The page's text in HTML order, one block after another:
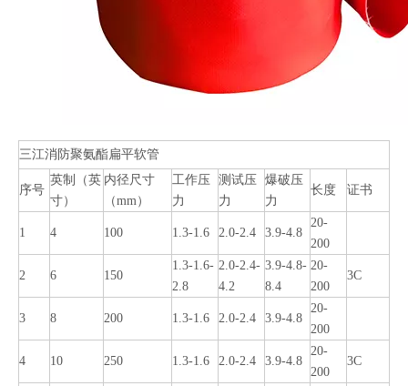
三江消防聚氨酯扁平软管
序号
英制（英
寸）
内径尺寸
（mm）
工作压
力
测试压
力
爆破压
力
长度 证书
1 4 100 1.3-1.6 2.0-2.4 3.9-4.8
20-
200
2 6 150
1.3-1.6-
2.8
2.0-2.4-
4.2
3.9-4.8-
8.4
20-
200
3C
3 8 200 1.3-1.6 2.0-2.4 3.9-4.8
20-
200
4 10 250 1.3-1.6 2.0-2.4 3.9-4.8
20-
200
3C